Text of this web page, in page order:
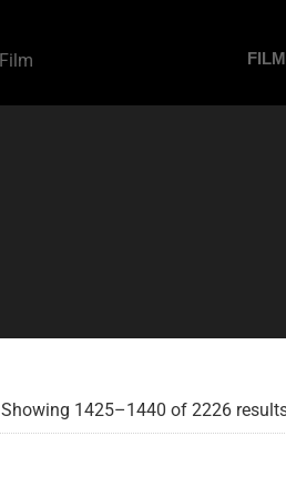
Showing 1425–1440 of 2226